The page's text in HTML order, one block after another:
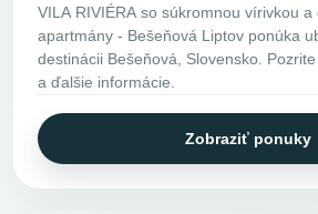
VILA RIVIÉRA so súkromnou vírivkou a
apartmány - Bešeňová Liptov ponúka
destinácii Bešeňová, Slovensko.
a ďalšie informácie.
Zobraziť ponuky